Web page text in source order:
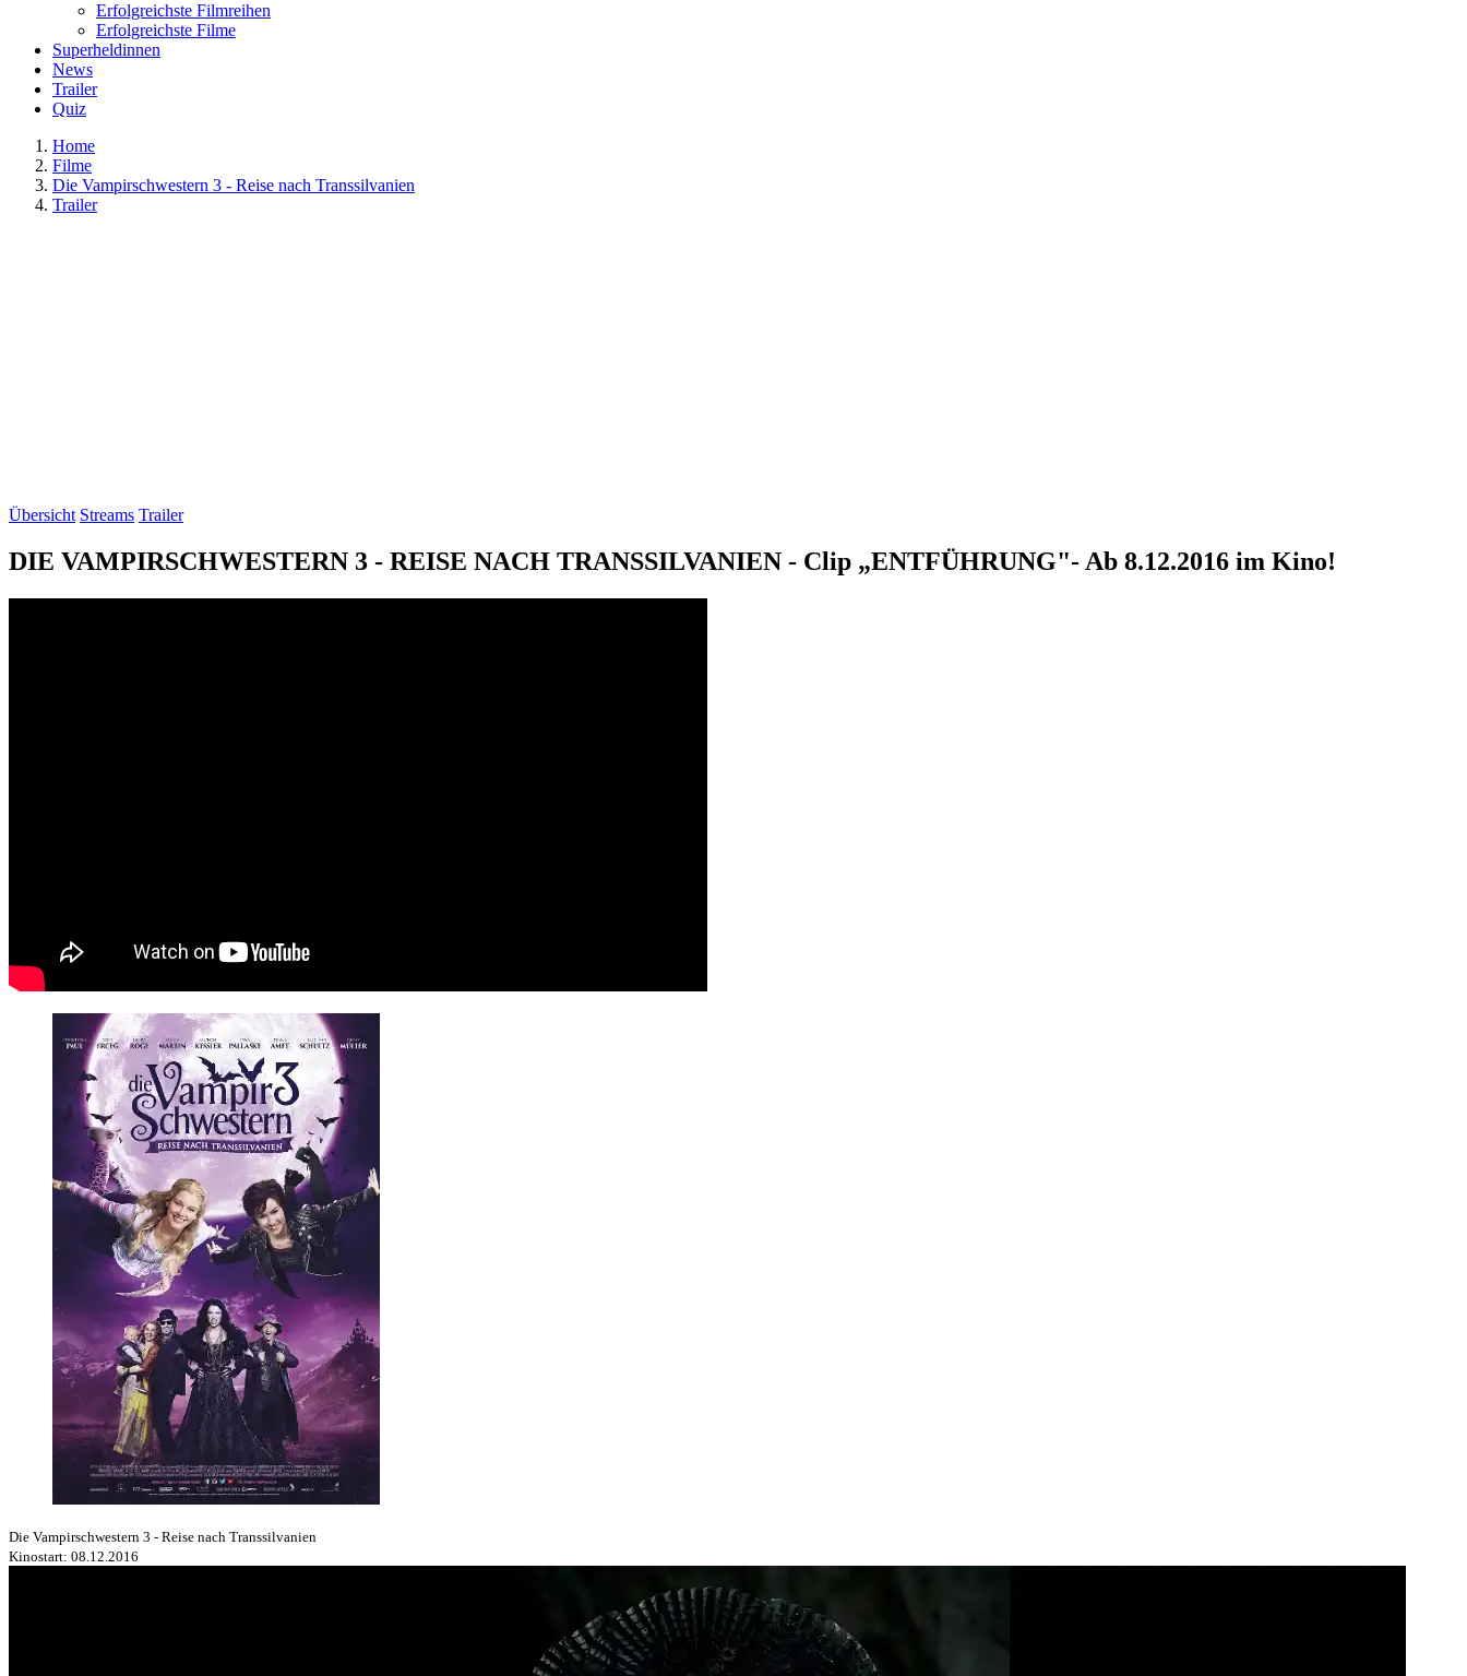
Erfolgreichste Filmreihen
Erfolgreichste Filme
Superheldinnen
News
Trailer
Quiz
Home
Filme
Die Vampirschwestern 3 - Reise nach Transsilvanien
Trailer
Übersicht Streams Trailer
DIE VAMPIRSCHWESTERN 3 - REISE NACH TRANSSILVANIEN - Clip „ENTFÜHRUNG"- Ab 8.12.2016 im Kino!
Die Vampirschwestern 3 - Reise nach Transsilvanien
Kinostart: 08.12.2016